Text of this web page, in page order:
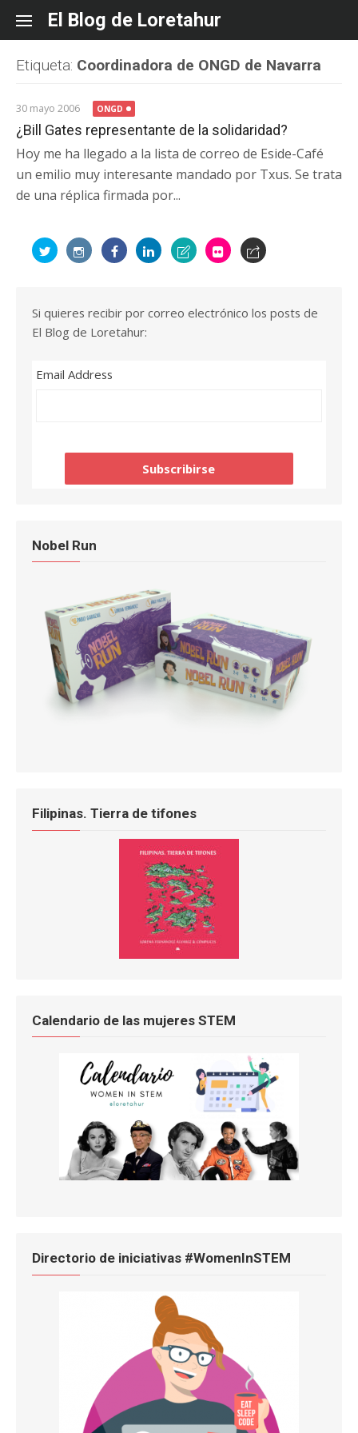
content
El Blog de Loretahur
Etiqueta: Coordinadora de ONGD de Navarra
30 mayo 2006 ONGD
¿Bill Gates representante de la solidaridad?
Hoy me ha llegado a la lista de correo de Eside-Café
un emilio muy interesante mandado por Txus. Se trata
de una réplica firmada por...
Si quieres recibir por correo electrónico los posts de
El Blog de Loretahur:
Email Address
Nobel Run
Filipinas. Tierra de tifones
Calendario de las mujeres STEM
Directorio de iniciativas #WomenInSTEM